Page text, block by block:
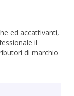
ed accattivanti,
il
di marchio